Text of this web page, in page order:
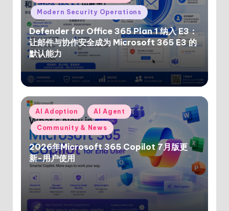
Modern Security Operations
Defender for Office 365 Plan 1 纳入 E3：
让邮件与协作安全成为 Microsoft 365 E3 的
默认能力
Posted
in
AI Adoption AI Agent
Community & News
2026年Microsoft 365 Copilot 7月版更
新-用户使用